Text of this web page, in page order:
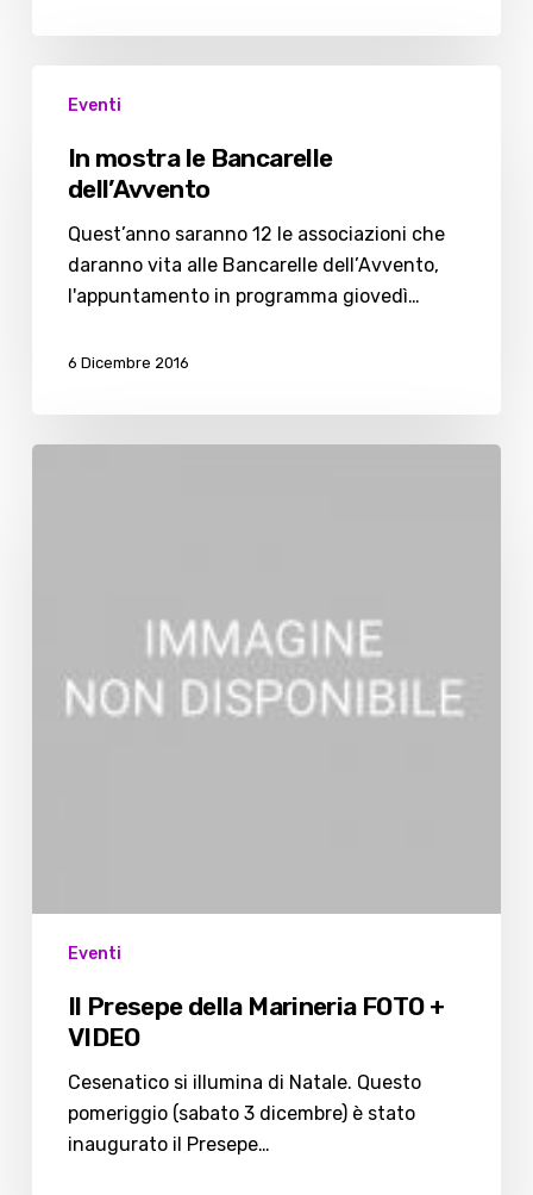
mostra
Bancarelle
dell’Avvento
Eventi
In mostra le Bancarelle
dell’Avvento
Quest’anno saranno 12 le associazioni che
daranno vita alle Bancarelle dell’Avvento,
l'appuntamento in programma giovedì…
6 Dicembre 2016
Eventi
Il Presepe della Marineria FOTO +
VIDEO
Cesenatico si illumina di Natale. Questo
pomeriggio (sabato 3 dicembre) è stato
inaugurato il Presepe…